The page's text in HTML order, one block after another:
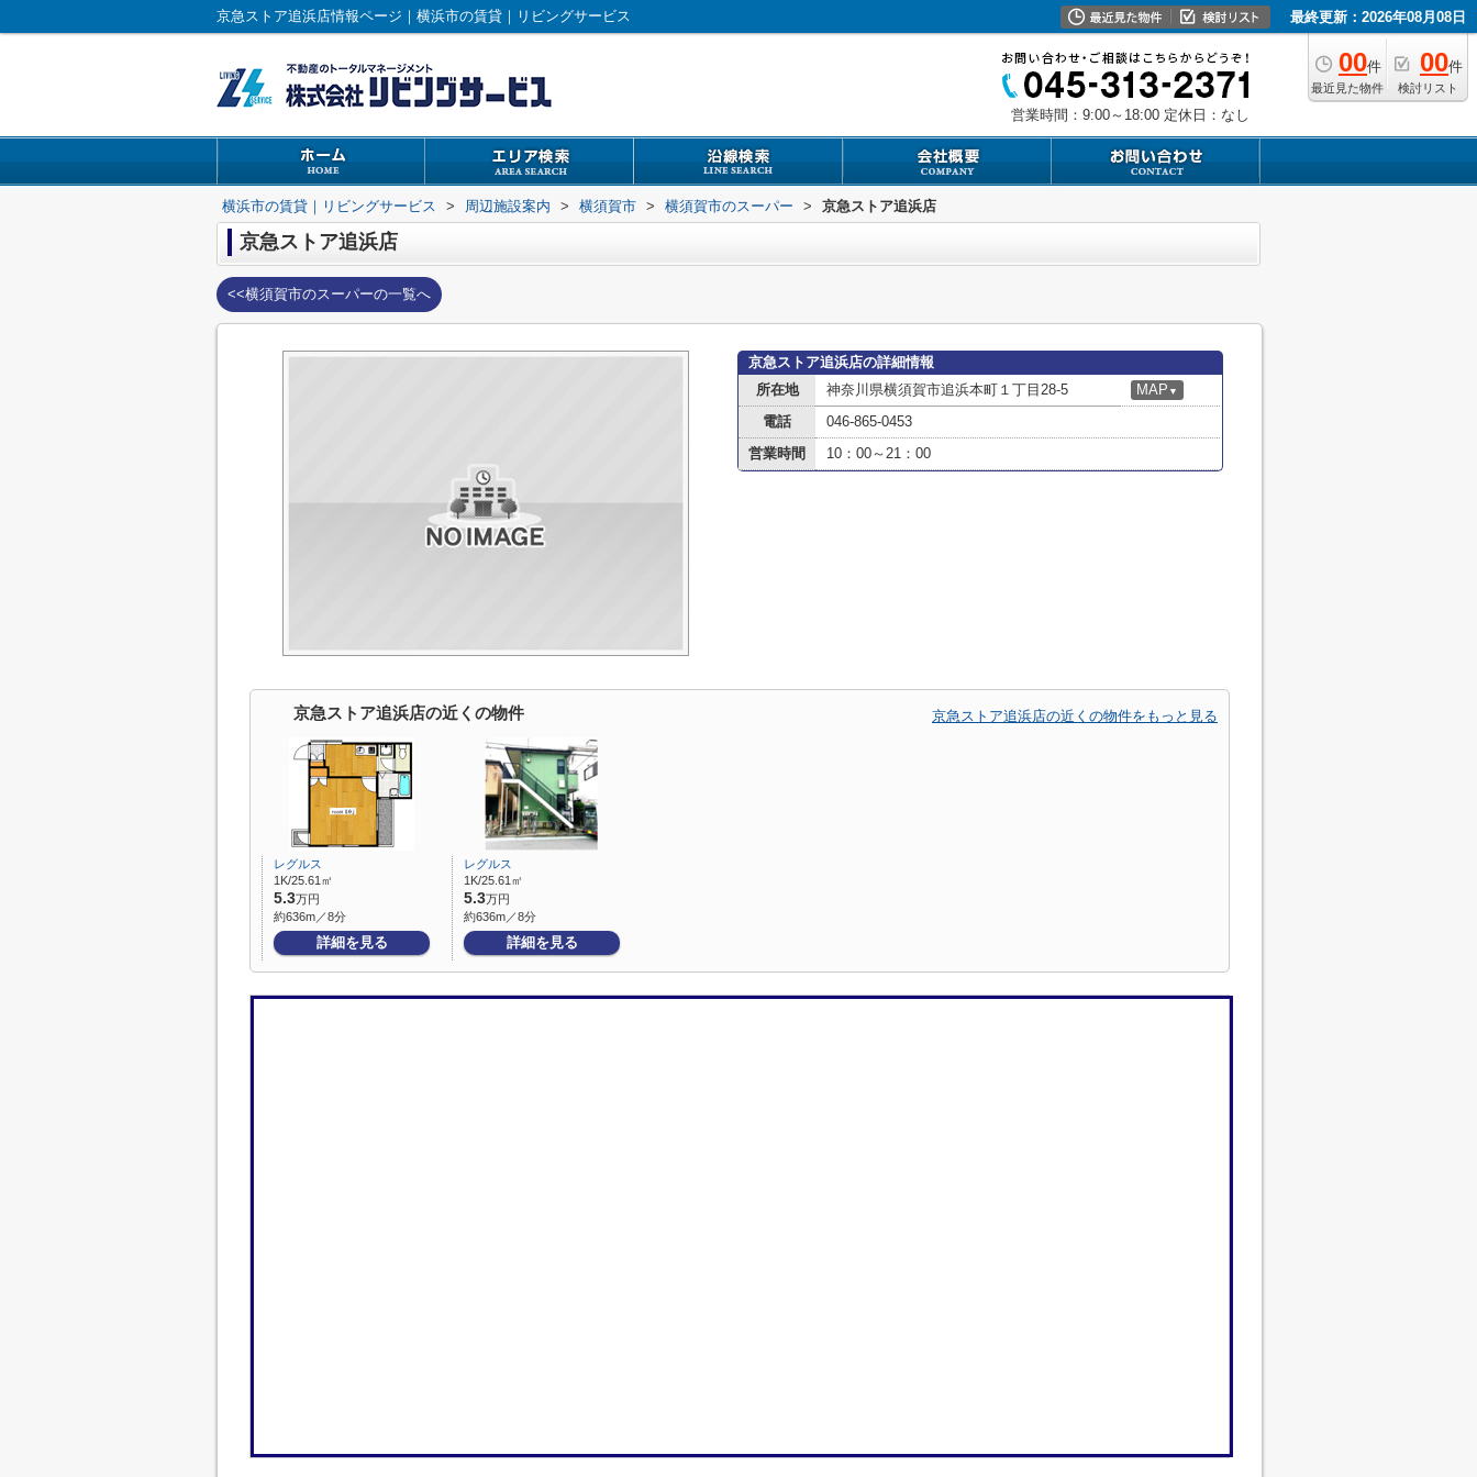
京急ストア追浜店情報ページ｜横浜市の賃貸｜リビングサービス 最終更新：2026年08月08日
00件
最近見た物件
00件
検討リスト
営業時間：9:00～18:00 定休日：なし
横浜市の賃貸｜リビングサービス > 周辺施設案内 > 横須賀市 > 横須賀市のスーパー > 京急ストア追浜店
京急ストア追浜店
<<横須賀市のスーパーの一覧へ
京急ストア追浜店の詳細情報
所在地
神奈川県横須賀市追浜本町１丁目28-5 MAP ▼
電話
046-865-0453
営業時間
10：00～21：00
京急ストア追浜店の近くの物件 京急ストア追浜店の近くの物件をもっと見る
レグルス
1K/25.61㎡
5.3万円
約636m／8分
詳細を見る
レグルス
1K/25.61㎡
5.3万円
約636m／8分
詳細を見る